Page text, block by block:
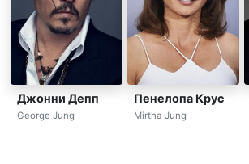
Джонни Депп
George Jung
Пенелопа Крус
Mirtha Jung